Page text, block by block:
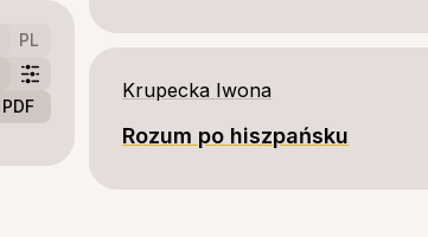
PL
PDF
Krupecka Iwona
Rozum po hiszpańsku